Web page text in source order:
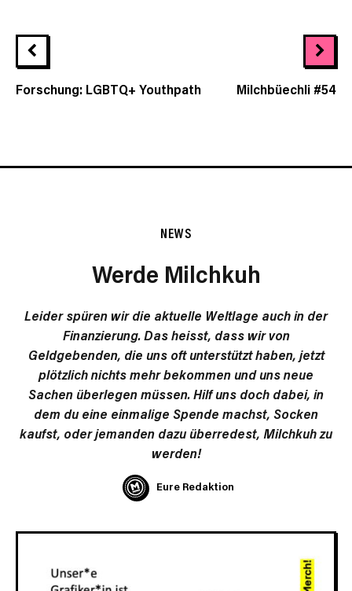
Forschung: LGBTQ+ Youthpath Milchbüechli #54
NEWS
Werde Milchkuh
Leider spüren wir die aktuelle Weltlage auch in der
Finanzierung. Das heisst, dass wir von
Geldgebenden, die uns oft unterstützt haben, jetzt
plötzlich nichts mehr bekommen und uns neue
Sachen überlegen müssen. Hilf uns doch dabei, in
dem du eine einmalige Spende machst, Socken
kaufst, oder jemanden dazu überredest, Milchkuh zu
werden!
Eure Redaktion